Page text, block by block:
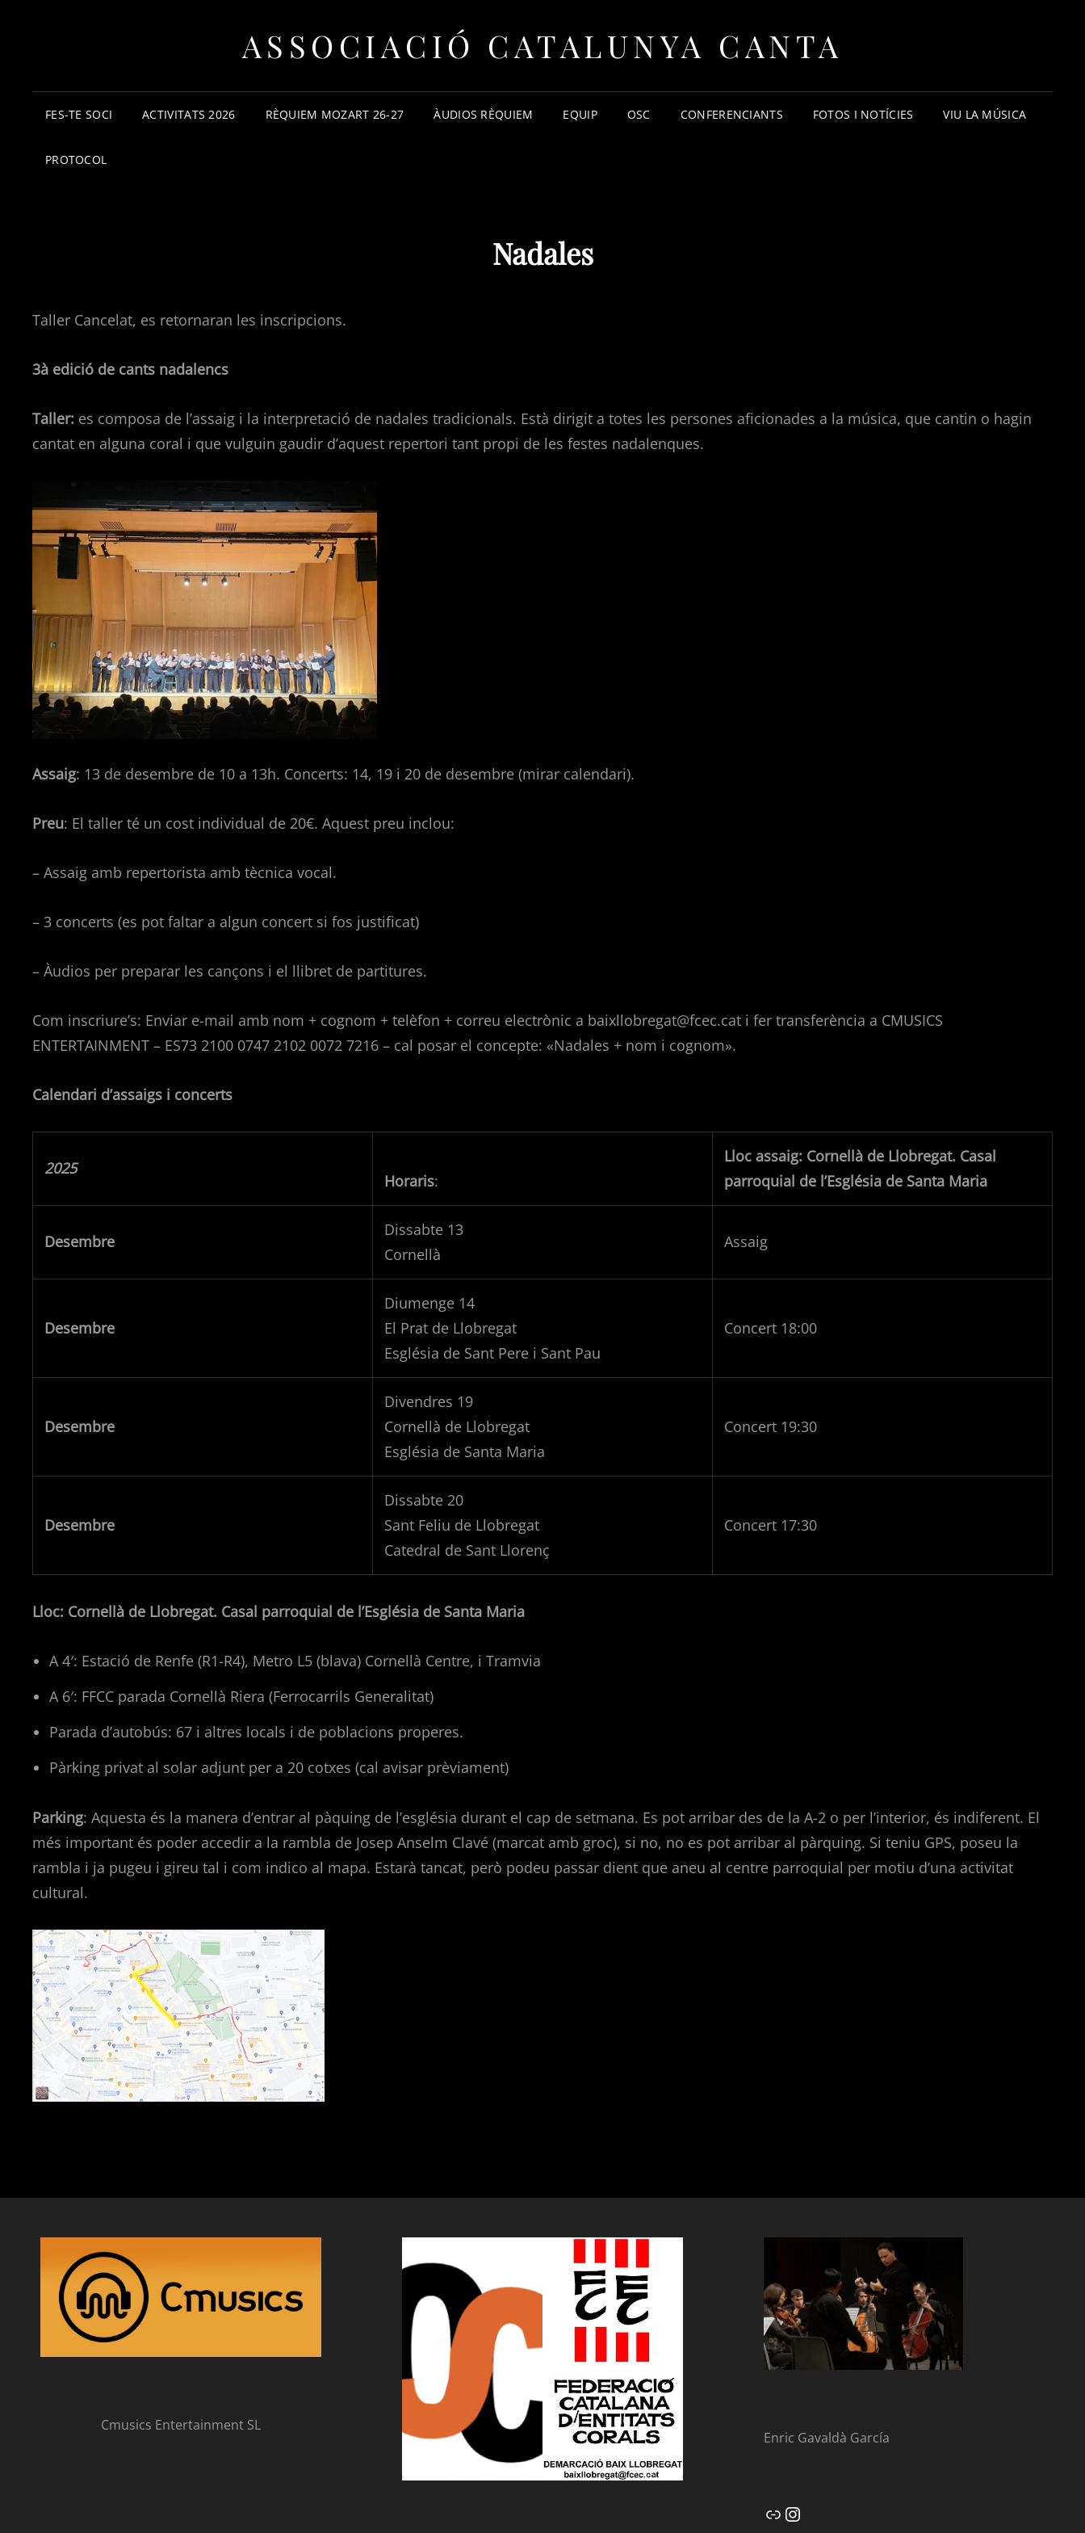
ASSOCIACIÓ CATALUNYA CANTA
FES-TE SOCI ACTIVITATS 2026 RÈQUIEM MOZART 26-27 ÀUDIOS RÈQUIEM EQUIP OSC CONFERENCIANTS FOTOS I NOTÍCIES VIU LA MÚSICA
PROTOCOL
Nadales
Taller Cancelat, es retornaran les inscripcions.
3à edició de cants nadalencs
Taller: es composa de l’assaig i la interpretació de nadales tradicionals. Està dirigit a totes les persones aficionades a la música, que cantin o hagin
cantat en alguna coral i que vulguin gaudir d’aquest repertori tant propi de les festes nadalenques.
Assaig: 13 de desembre de 10 a 13h. Concerts: 14, 19 i 20 de desembre (mirar calendari).
Preu: El taller té un cost individual de 20€. Aquest preu inclou:
– Assaig amb repertorista amb tècnica vocal.
– 3 concerts (es pot faltar a algun concert si fos justificat)
– Àudios per preparar les cançons i el llibret de partitures.
Com inscriure’s: Enviar e-mail amb nom + cognom + telèfon + correu electrònic a baixllobregat@fcec.cat i fer transferència a CMUSICS
ENTERTAINMENT – ES73 2100 0747 2102 0072 7216 – cal posar el concepte: «Nadales + nom i cognom».
Calendari d’assaigs i concerts
2025
Horaris:
Lloc assaig: Cornellà de Llobregat. Casal
parroquial de l’Església de Santa Maria
Desembre
Dissabte 13
Cornellà
Assaig
Desembre
Diumenge 14
El Prat de Llobregat
Església de Sant Pere i Sant Pau
Concert 18:00
Desembre
Divendres 19
Cornellà de Llobregat
Església de Santa Maria
Concert 19:30
Desembre
Dissabte 20
Sant Feliu de Llobregat
Catedral de Sant Llorenç
Concert 17:30
Lloc: Cornellà de Llobregat. Casal parroquial de l’Església de Santa Maria
A 4′: Estació de Renfe (R1-R4), Metro L5 (blava) Cornellà Centre, i Tramvia
A 6′: FFCC parada Cornellà Riera (Ferrocarrils Generalitat)
Parada d’autobús: 67 i altres locals i de poblacions properes.
Pàrking privat al solar adjunt per a 20 cotxes (cal avisar prèviament)
Parking: Aquesta és la manera d’entrar al pàquing de l’església durant el cap de setmana. Es pot arribar des de la A-2 o per l’interior, és indiferent. El
més important és poder accedir a la rambla de Josep Anselm Clavé (marcat amb groc), si no, no es pot arribar al pàrquing. Si teniu GPS, poseu la
rambla i ja pugeu i gireu tal i com indico al mapa. Estarà tancat, però podeu passar dient que aneu al centre parroquial per motiu d’una activitat
cultural.
Cmusics Entertainment SL
Enric Gavaldà García
EnlaceInstagram